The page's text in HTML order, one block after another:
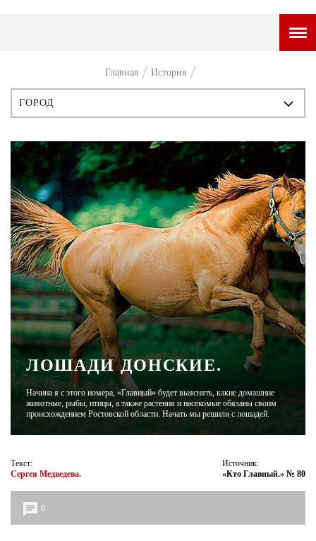
ГОРОДСКОЙ ПОРТАЛ
ПРЕМЬЕРА
ТАМ И ТУТ
СТИЛЬ ЖИЗНИ
ХАЙП
ЧЕЛОВЕК ОСОБЕННЫЙ
КУЛЬТ ЕДЫ
АФИША
ЖУРНАЛ
Главная История
ИСТОРИЯ
ПЕРСОНЫ
СТИЛЬ
ГОРОД
ЧТИВО
ЛОШАДИ ДОНСКИЕ.
Начина я с этого номера, «Главный» будет выяснять, какие домашние
животные, рыбы, птицы, а также растения и насекомые обязаны своим
происхождением Ростовской области. Начать мы решили с лошадей.
Текст:
Сергея Медведева.
Источник:
«Кто Главный.» № 80
0